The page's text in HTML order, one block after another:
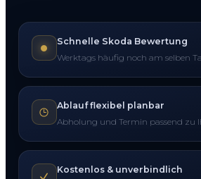
Schnelle Skoda Bewertung
Werktags häufig noch am selben
Ablauf flexibel planbar
Abholung und Termin passend zu
Kostenlos & unverbindlich